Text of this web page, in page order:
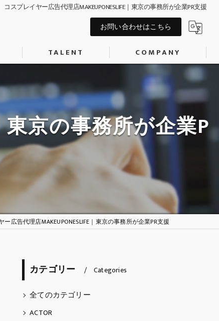
コスプレイヤー広告代理店MAKEUPONESLIFE｜東京の事務所が企業PR支援
お問い合わせはこちら
記事作成代行 キャスティング
TALENT
AIタレント
COSPLAYER
MODEL
森神匠
劇団「カウントダウン」
天埜らむね
五阿弥ルナ
Thomas Caderao
COMPANY
会社概要
京の事務所が企業P
ー広告代理店MAKEUPONESLIFE｜東京の事務所が企業PR支援
カテゴリー Categories
全てのカテゴリー
ACTOR